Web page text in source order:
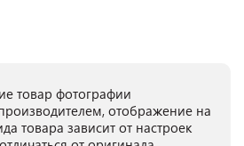
товар фотографии
отображение на
товара зависит от настроек